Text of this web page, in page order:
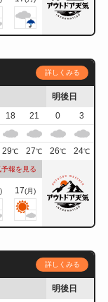
詳しくみる
明後日
18 21 0
3
29℃ 27℃ 26℃ 24℃
報を見る
17(月)
詳しくみる
明後日